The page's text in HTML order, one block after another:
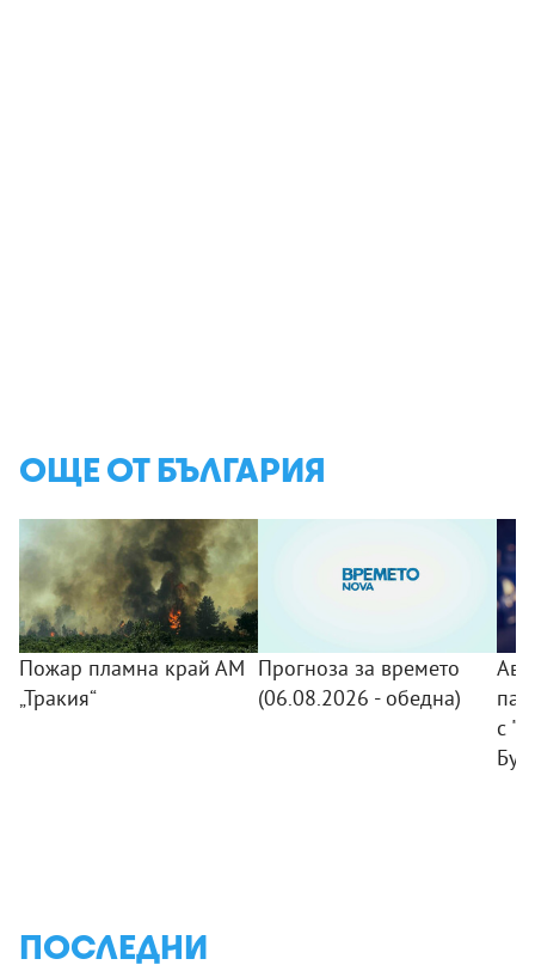
ОЩЕ ОТ БЪЛГАРИЯ
Пожар пламна край АМ
„Тракия“
Прогноза за времето
(06.08.2026 - обедна)
с
ПОСЛЕДНИ